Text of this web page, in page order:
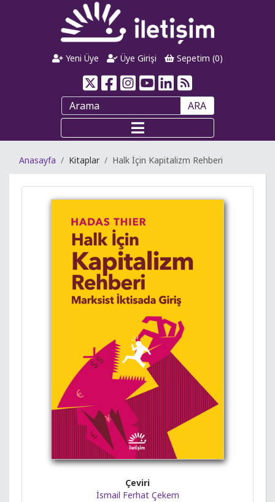
Yeni Üye Üye Girişi Sepetim (0)
ARA
Anasayfa Kitaplar Halk İçin Kapitalizm Rehberi
Çeviri
İsmail Ferhat Çekem